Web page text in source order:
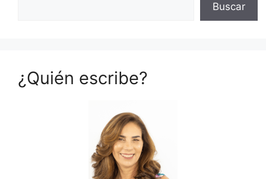
Buscar
¿Quién escribe?